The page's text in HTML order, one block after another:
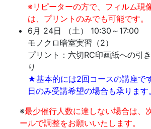
※リピーターの方で、フィルム現
は、プリントのみでも可能です。
6月 24日 （土） 10:30～17:00
モノクロ暗室実習（2）
プリント：六切RC印画紙への引
り
★基本的には2回コースの講座で
日のみ受講希望の場合も承ります。
※最少催行人数に達しない場合は、
ールで調整をお願いいたします。